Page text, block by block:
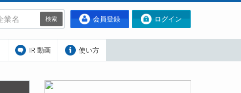
会員登録 ログイン
検索
IR 動画 使い方